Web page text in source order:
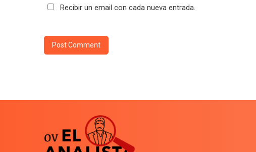
Recibir un email con cada nueva entrada.